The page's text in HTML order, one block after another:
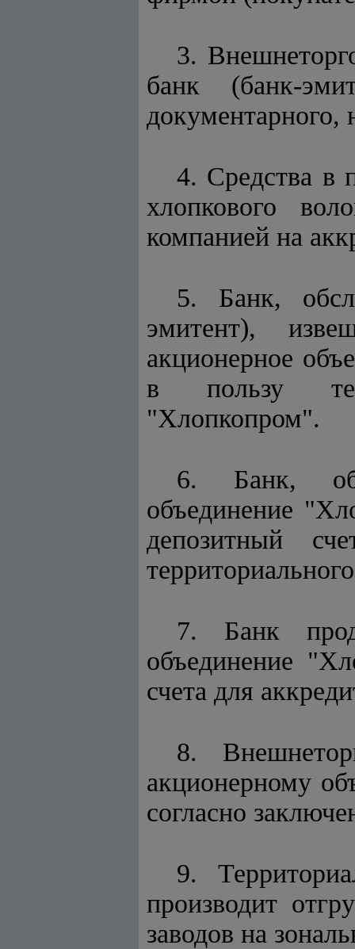
3.
банк (банк-
документарного,
4. Средства в
хлопкового
компанией на
5. Банк,
эмитент),
акционерное
в пользу
"Хлопкопром".
6. Банк,
объединение
депозитный
7. Банк
объединение
счета для
8.
акционерному
согласно
9.
производит
заводов на